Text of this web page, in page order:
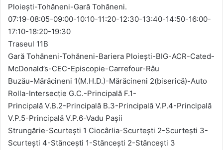
Ploiești-Tohăneni-Gară Tohăneni.
07:19-08:05-09:00-10:10-11:20-12:30-13:40-14:50-16:00-
17:10-18:20-19:30
Traseul 11B
Gară Tohăneni-Tohăneni-Bariera Ploiești-BIG-ACR-Cated-
McDonald’s-CEC-Episcopie-Carrefour-Râu
Buzău-Mărăcineni 1(M.H.D.)-Mărăcineni 2(biserică)-Auto
Rolla-Intersecție G.C.-Principală F.1-
Principală V.B.2-Principală B.3-Principală V.P.4-Principală
V.P.5-Principală V.P.6-Vadu Pașii
Strungărie-Scurtești 1 Ciocârlia-Scurtești 2-Scurtești 3-
Scurtești 4-Stăncești 1-Stăncești 2-Stăncești 3